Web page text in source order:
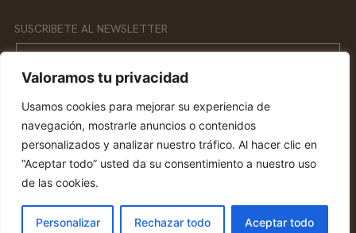
Valoramos tu privacidad
Usamos cookies para mejorar su experiencia de
navegación, mostrarle anuncios o contenidos
personalizados y analizar nuestro tráfico. Al hacer clic en
“Aceptar todo” usted da su consentimiento a nuestro uso
de las cookies.
Personalizar Rechazar todo Aceptar todo
SUSCRIBETE AL NEWSLETTER
Email
SUSCRIBETE
Hecho con por MOXIE